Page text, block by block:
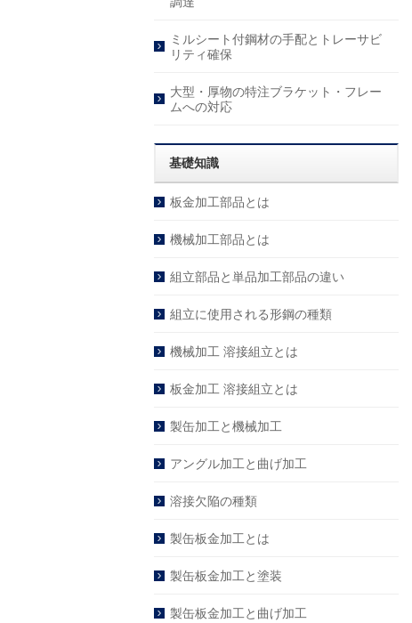
ミルシート付鋼材の手配とトレーサビ
リティ確保
大型・厚物の特注ブラケット・フレー
ムへの対応
基礎知識
板金加工部品とは
機械加工部品とは
組立部品と単品加工部品の違い
組立に使用される形鋼の種類
機械加工 溶接組立とは
板金加工 溶接組立とは
製缶加工と機械加工
アングル加工と曲げ加工
溶接欠陥の種類
製缶板金加工とは
製缶板金加工と塗装
製缶板金加工と曲げ加工